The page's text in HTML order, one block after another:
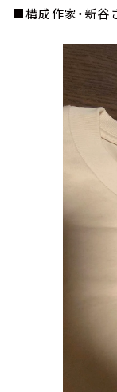
■構成作家・新谷